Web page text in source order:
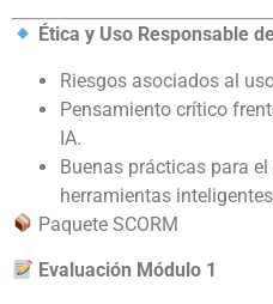
Ética y Uso Responsable
Riesgos asociados al
Pensamiento crítico
IA.
Buenas prácticas para
herramientas
Paquete SCORM
Evaluación Módulo 1